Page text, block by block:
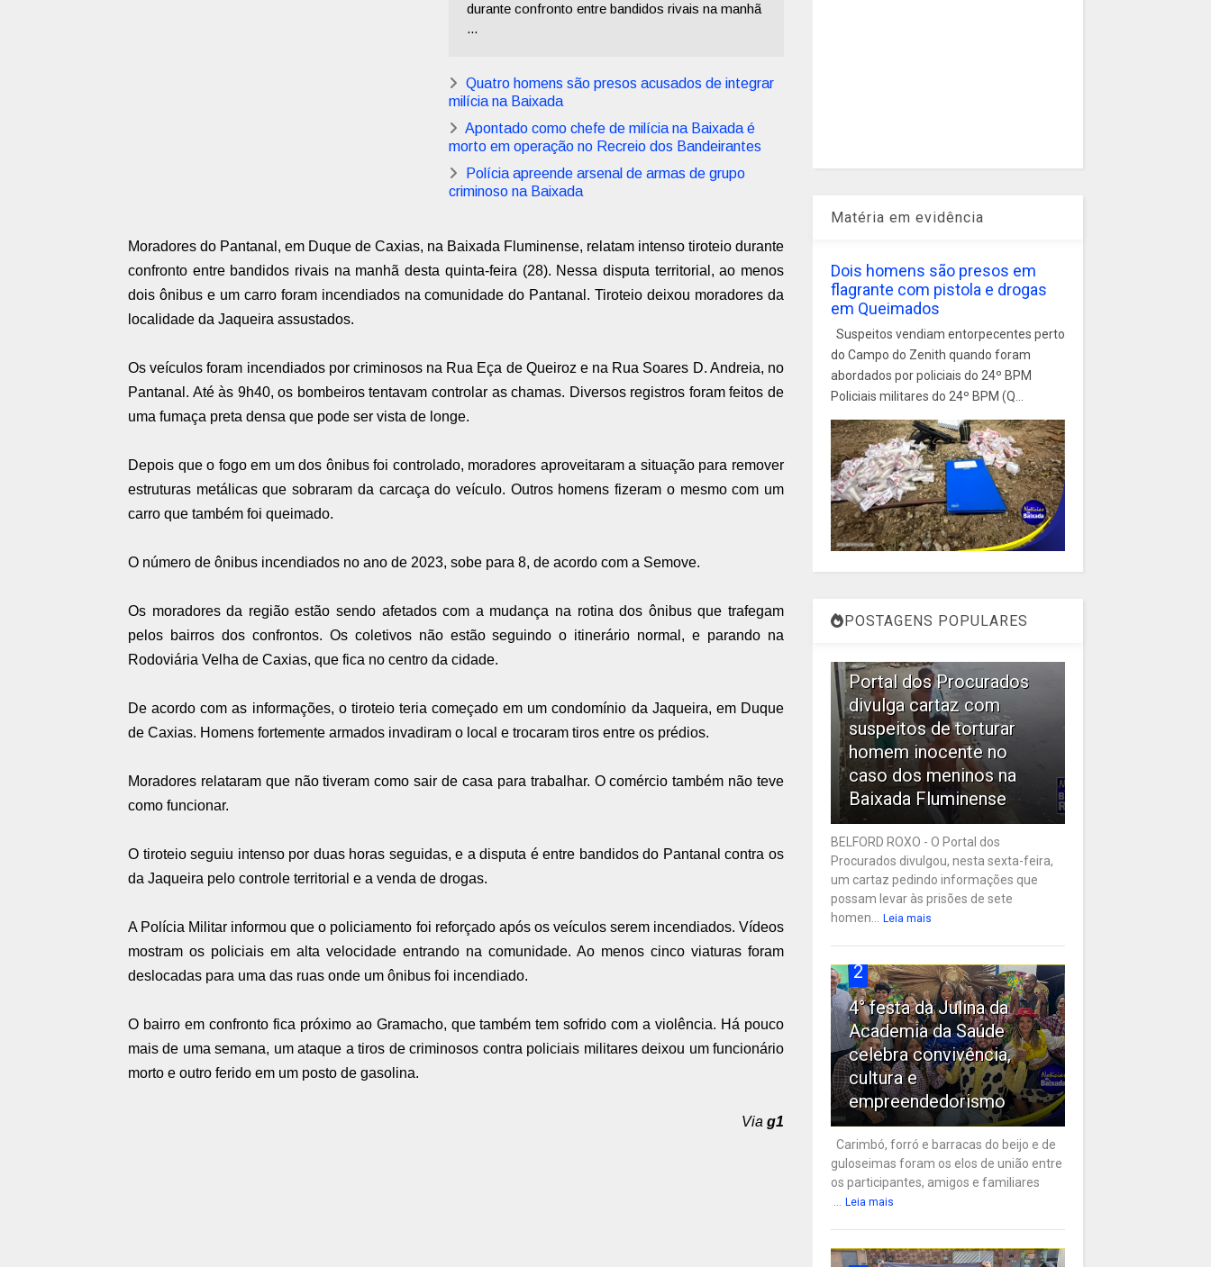
durante confronto entre bandidos rivais na manhã
...
Quatro homens são presos acusados de integrar
milícia na Baixada
Apontado como chefe de milícia na Baixada é
morto em operação no Recreio dos Bandeirantes
Polícia apreende arsenal de armas de grupo
criminoso na Baixada
Moradores do Pantanal, em Duque de Caxias, na Baixada Fluminense, relatam intenso tiroteio durante
confronto entre bandidos rivais na manhã desta quinta-feira (28). Nessa disputa territorial, ao menos
dois ônibus e um carro foram incendiados na comunidade do Pantanal. Tiroteio deixou moradores da
localidade da Jaqueira assustados.
Os veículos foram incendiados por criminosos na Rua Eça de Queiroz e na Rua Soares D. Andreia, no
Pantanal. Até às 9h40, os bombeiros tentavam controlar as chamas. Diversos registros foram feitos de
uma fumaça preta densa que pode ser vista de longe.
Depois que o fogo em um dos ônibus foi controlado, moradores aproveitaram a situação para remover
estruturas metálicas que sobraram da carcaça do veículo. Outros homens fizeram o mesmo com um
carro que também foi queimado.
O número de ônibus incendiados no ano de 2023, sobe para 8, de acordo com a Semove.
Os moradores da região estão sendo afetados com a mudança na rotina dos ônibus que trafegam
pelos bairros dos confrontos. Os coletivos não estão seguindo o itinerário normal, e parando na
Rodoviária Velha de Caxias, que fica no centro da cidade.
De acordo com as informações, o tiroteio teria começado em um condomínio da Jaqueira, em Duque
de Caxias. Homens fortemente armados invadiram o local e trocaram tiros entre os prédios.
Moradores relataram que não tiveram como sair de casa para trabalhar. O comércio também não teve
como funcionar.
O tiroteio seguiu intenso por duas horas seguidas, e a disputa é entre bandidos do Pantanal contra os
da Jaqueira pelo controle territorial e a venda de drogas.
A Polícia Militar informou que o policiamento foi reforçado após os veículos serem incendiados. Vídeos
mostram os policiais em alta velocidade entrando na comunidade. Ao menos cinco viaturas foram
deslocadas para uma das ruas onde um ônibus foi incendiado.
O bairro em confronto fica próximo ao Gramacho, que também tem sofrido com a violência. Há pouco
mais de uma semana, um ataque a tiros de criminosos contra policiais militares deixou um funcionário
morto e outro ferido em um posto de gasolina.
Via g1
Matéria em evidência
Dois homens são presos em
flagrante com pistola e drogas
em Queimados
Suspeitos vendiam entorpecentes perto
do Campo do Zenith quando foram
abordados por policiais do 24º BPM
Policiais militares do 24º BPM (Q...
POSTAGENS POPULARES
Portal dos Procurados
divulga cartaz com
suspeitos de torturar
homem inocente no
caso dos meninos na
Baixada Fluminense
BELFORD ROXO - O Portal dos
Procurados divulgou, nesta sexta-feira,
um cartaz pedindo informações que
possam levar às prisões de sete
homen... Leia mais
2
4° festa da Julina da
Academia da Saúde
celebra convivência,
cultura e
empreendedorismo
Carimbó, forró e barracas do beijo e de
guloseimas foram os elos de união entre
os participantes, amigos e familiares
... Leia mais